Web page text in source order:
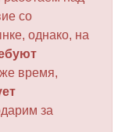
со
однако, на
время,
за